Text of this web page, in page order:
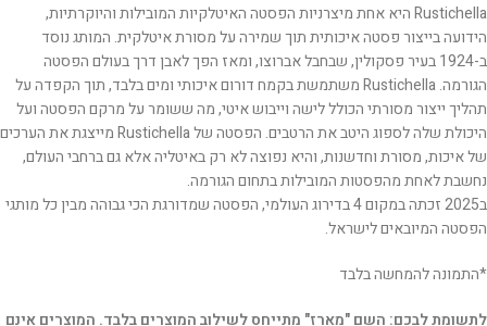
Rustichella היא אחת מיצרניות הפסטה האיטלקיות המובילות והיוקרתיות,
הידועה בייצור פסטה איכותית תוך שמירה על מסורת איטלקית. המותג נוסד
ב-1924 בעיר פסקולין, שבחבל אברוצו, ומאז הפך לאבן דרך בעולם הפסטה
הגורמה. Rustichella משתמשת בקמח דורום איכותי ומים בלבד, תוך הקפדה על
תהליך ייצור מסורתי הכולל לישה וייבוש איטי, מה ששומר על מרקם הפסטה ועל
היכולת שלה לספוג היטב את הרטבים. הפסטה של Rustichella מייצגת את הערכים
של איכות, מסורת וחדשנות, והיא נפוצה לא רק באיטליה אלא גם ברחבי העולם,
נחשבת לאחת מהפסטות המובילות בתחום הגורמה.
ב2025 זכתה במקום 4 בדירוג העולמי, הפסטה שמדורגת הכי גבוהה מבין כל מותגי
הפסטה המיובאים לישראל.
*התמונה להמחשה בלבד
לתשומת לבכם: השם "מארז" מתייחס לשילוב המוצרים בלבד. המוצרים אינם